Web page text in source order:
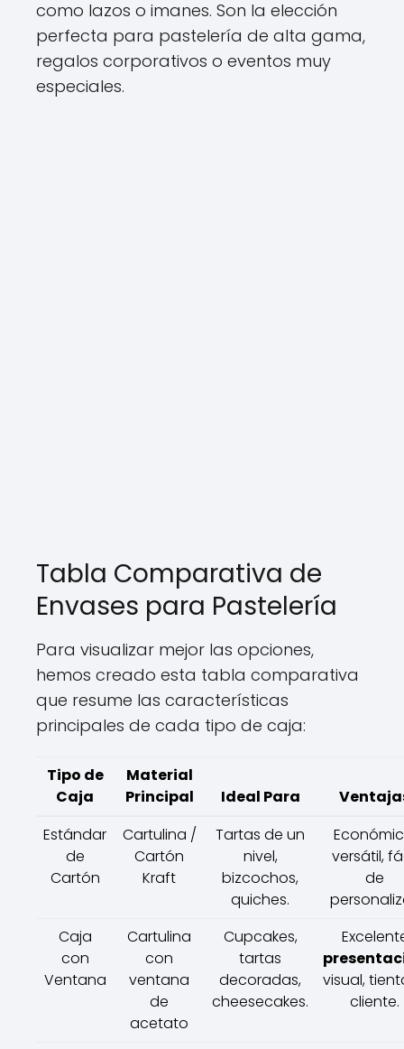
como lazos o imanes. Son la elección
perfecta para pastelería de alta gama,
regalos corporativos o eventos muy
especiales.
Tabla Comparativa de
Envases para Pastelería
Para visualizar mejor las opciones,
hemos creado esta tabla comparativa
que resume las características
principales de cada tipo de caja:
Tipo de
Caja
Material
Principal
Ideal Para
Estándar
de
Cartón
Cartulina /
Cartón
Kraft
Tartas de un
nivel,
bizcochos,
quiches.
versátil,
de
Caja
con
Ventana
Cartulina
con
ventana
de
acetato
Cupcakes,
tartas
decoradas,
cheesecakes.
visual,
cliente.